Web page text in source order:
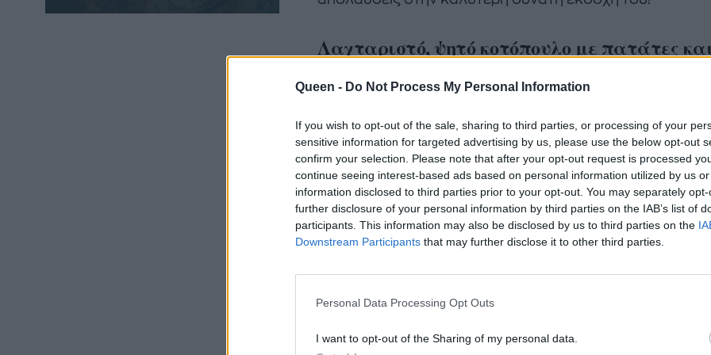
Queen - Do Not Process My Personal Information
If you wish to opt-out of the sale, sharing to third parties, or processing of your
sensitive information for targeted advertising by us, please use the below opt-out
confirm your selection. Please note that after your opt-out request is processed
continue seeing interest-based ads based on personal information utilized by us
information disclosed to third parties prior to your opt-out. You may separately
further disclosure of your personal information by third parties on the IAB’s list of
participants. This information may also be disclosed by us to third parties on the
Downstream Participants that may further disclose it to other third parties.
Personal Data Processing Opt Outs
I want to opt-out of the Sharing of my personal data.
Λαχταριστό, ψητό κοτόπουλο με πατάτες
Τι είναι αυτό που κάνει κάθε περίσταση μία εξαιρετική
στον φούρνο; Το γεγονός πως πρόκειται για ένα φαγητό
μεγάλους, ενώ μπορεί να συνδυαστεί με πολλά
Η συνταγή που σου προτείνουμε, πάντως, είναι σίγουρα
πολύτιμο συστατικό, στο οποίο οφείλεται και η επιτυχία
συστατικό; OKnorr «Σπιτικός» Ζωμός Κότας , ο οποίος
παραδοσιακό, σπιτικό τρόπο παρασκευής ζωμού και
Πρόκειται για έναν αρμονικό, γευστικά πλούσιο
συστατικών, τα οποία έχουν βράσει σε χαμηλή φωτιά
συμπυκνωθεί σε μια μικρή, εύχρηστη συσκευασία.
Για να ετοιμάσεις το ψητό κοτόπουλο με πατάτες και